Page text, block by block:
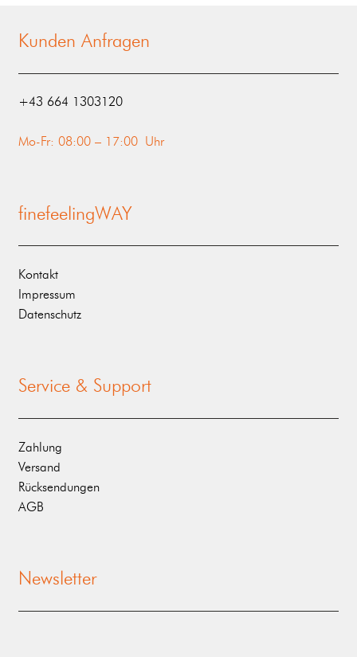
Kunden Anfragen
‭+43 664 1303120‬
Mo-Fr: 08:00 – 17:00 Uhr
finefeelingWAY
Kontakt
Impressum
Datenschutz
Service & Support
Zahlung
Versand
Rücksendungen
AGB
Newsletter